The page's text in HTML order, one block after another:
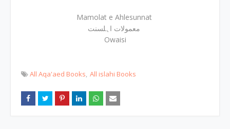
Mamolat e Ahlesunnat
Owaisi
All Aqa'aed Books All islahi Books